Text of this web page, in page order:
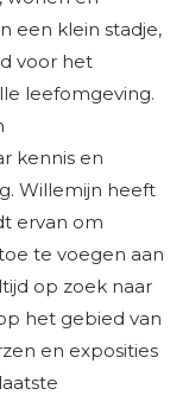
een klein stadje,
voor het
leefomgeving.
kennis en
Willemijn heeft
ervan om
te voegen aan
op zoek naar
het gebied van
en exposities